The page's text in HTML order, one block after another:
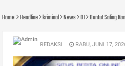
Home Headline kriminal News OI Buntut Saling
REDAKSI RABU, JUNI 17,